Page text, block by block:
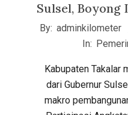
Sulsel, Boyong
2026-
By: adminkilometer
In:
Kabupaten Takalar
dari Gubernur
makro